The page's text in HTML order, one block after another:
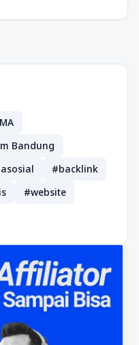
Bandung
#backlink
#website